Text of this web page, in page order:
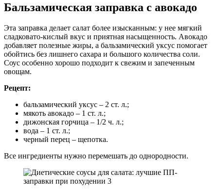
Бальзамическая заправка с авокадо
Эта заправка делает салат более изысканным: у нее мягкий
сладковато-кислый вкус и приятная насыщенность. Авокадо
добавляет полезные жиры, а бальзамический уксус помогает
обойтись без лишнего сахара и большого количества соли.
Соус особенно хорошо подходит к свежим и запеченным
овощам.
Рецепт:
бальзамический уксус – 2 ст. л.;
мякоть авокадо – 1 ст. л.;
дижонская горчица – 1/2 ч. л.;
вода – 1 ст. л.;
черный перец – щепотка.
Все ингредиенты нужно перемешать до однородности.